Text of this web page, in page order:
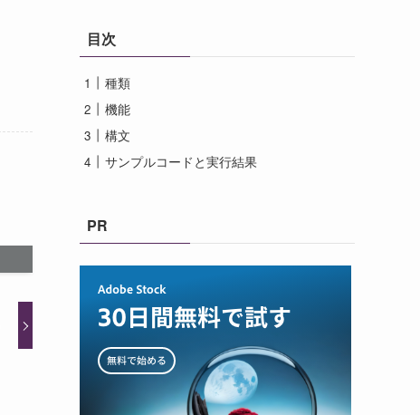
目次
種類
機能
構文
サンプルコードと実行結果
PR